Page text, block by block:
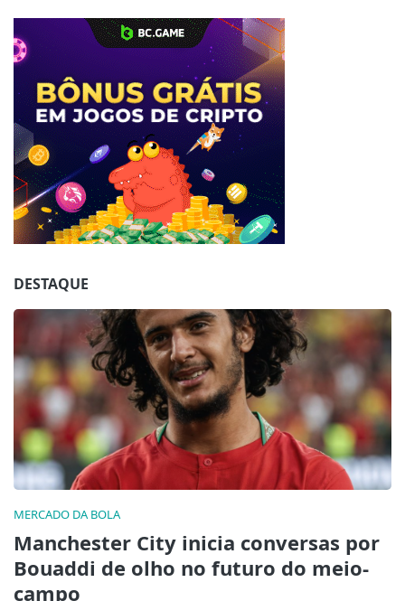
Jogue com responsabilidade. 18+
DESTAQUE
MERCADO DA BOLA
Manchester City inicia conversas por
Bouaddi de olho no futuro do meio-
campo